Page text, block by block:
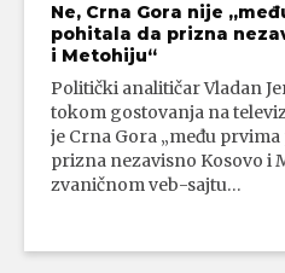
Ne, Crna Gora nije
pohitala da prizna
i Metohiju“
Politički analitičar Vladan
tokom gostovanja na
je Crna Gora „među prvima
prizna nezavisno Kosovo i
zvaničnom veb-sajtu…